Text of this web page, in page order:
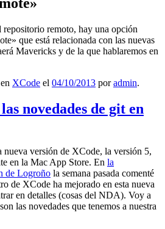
remoto, hay una opción
que está relacionada con las nuevas
Mavericks y de la que hablaremos en
XCode el 04/10/2013 poradmin.
novedades de git en
nueva versión de XCode, la versión 5,
en la Mac App Store. En la
de Logroño la semana pasada comenté
de XCode ha mejorado en esta nueva
en detalles (cosas del NDA). Voy a
las novedades que tenemos a nuestra